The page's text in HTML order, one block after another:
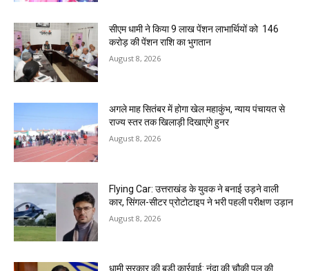
सीएम धामी ने किया 9 लाख पेंशन लाभार्थियों को ₹ 146
करोड़ की पेंशन राशि का भुगतान
August 8, 2026
अगले माह सितंबर में होगा खेल महाकुंभ, न्याय पंचायत से
राज्य स्तर तक खिलाड़ी दिखाएंगे हुनर
August 8, 2026
Flying Car: उत्तराखंड के युवक ने बनाई उड़ने वाली
कार, सिंगल-सीटर प्रोटोटाइप ने भरी पहली परीक्षण उड़ान
August 8, 2026
धामी सरकार की बड़ी कार्रवाई: नंदा की चौकी पुल की